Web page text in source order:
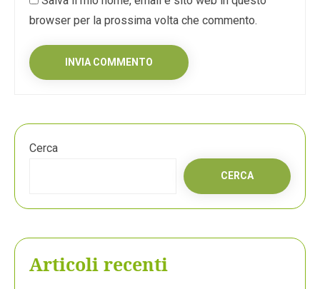
browser per la prossima volta che commento.
Cerca
CERCA
Articoli recenti